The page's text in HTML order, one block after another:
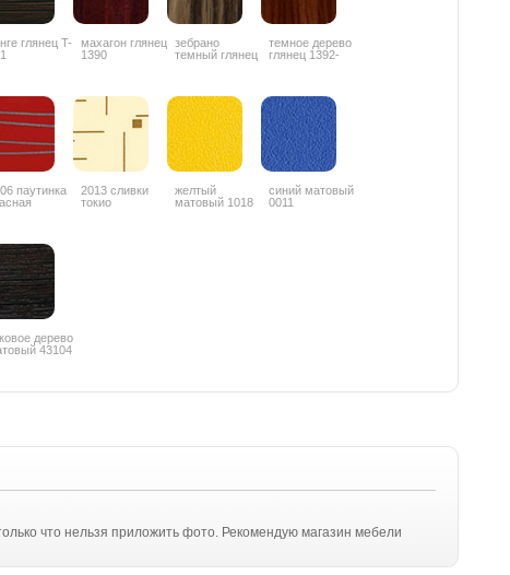
глянец T-
махагон глянец
1390
зебрано
темный глянец
темное дерево
глянец 1392-
паутинка
2013 сливки
токио
желтый
матовый 1018
синий матовый
0011
дерево
43104
что нельзя приложить фото. Рекомендую магазин мебели